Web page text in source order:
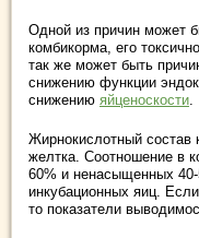
Одной из причин может
комбикорма, его
так же может быть
снижению функции
снижению яйценоскости
Жирнокислотный состав
желтка. Соотношение в
60% и ненасыщенных 40-
инкубационных яиц.
то показатели